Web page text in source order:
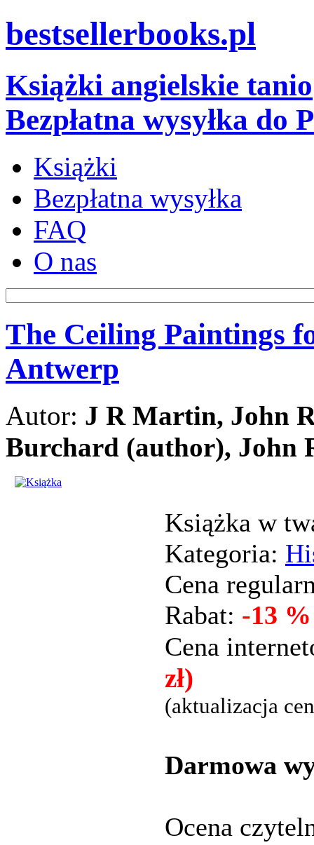
bestsellerbooks.pl
Książki angielskie tanio
Bezpłatna wysyłka do
Książki
Bezpłatna wysyłka
FAQ
O nas
The Ceiling Paintings
Antwerp
Autor: J R Martin, John
Burchard (author),
Książka w
Kategoria:
Cena
Rabat: -13 %
Cena
zł)
(aktualizacja
Darmowa
Ocena